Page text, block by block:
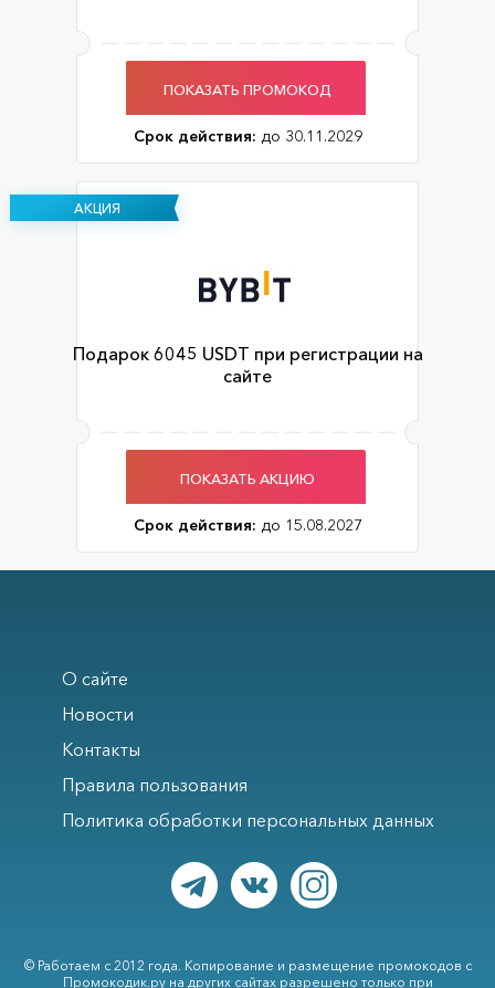
ПОКАЗАТЬ ПРОМОКОД
Срок действия: до 30.11.2029
АКЦИЯ
Подарок 6045 USDT при регистрации на
сайте
ПОКАЗАТЬ АКЦИЮ
Срок действия: до 15.08.2027
О сайте
Новости
Контакты
Правила пользования
Политика обработки персональных данных
© Работаем с 2012 года. Копирование и размещение промокодов с
Промокодик.ру на других сайтах разрешено только при